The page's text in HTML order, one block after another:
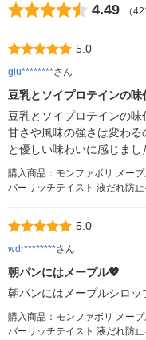
4.49 （
5.0
giu********さん
豆乳とソイプロテインの
豆乳とソイプロテインの
甘さや風味の強さは変わ
と優しい味わいに感じまし
購入商品：モンファボリ メー
バーリッチテイスト 液だれ防
5.0
wdr********さん
朝パンにはメープル💖
朝パンにはメープルシロッ
購入商品：モンファボリ メー
バーリッチテイスト 液だれ防